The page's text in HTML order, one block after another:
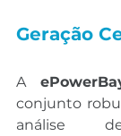
Geração
A
conjunto
análise